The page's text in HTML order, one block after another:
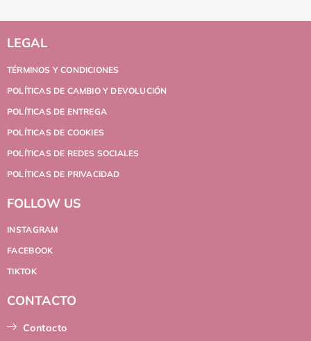
LEGAL
TÉRMINOS Y CONDICIONES
POLÍTICAS DE CAMBIO Y DEVOLUCIÓN
POLÍTICAS DE ENTREGA
POLÍTICAS DE COOKIES
POLÍTICAS DE REDES SOCIALES
POLÍTICAS DE PRIVACIDAD
FOLLOW US
INSTAGRAM
FACEBOOK
TIKTOK
CONTACTO
Contacto